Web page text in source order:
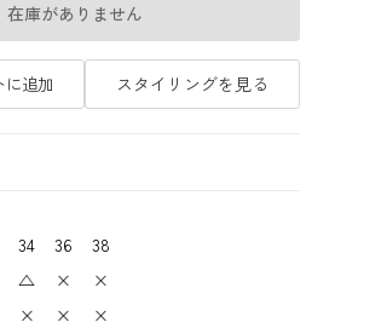
在庫がありません
に追加 スタイリングを見る
34 36
38
△ ×
×
× × ×